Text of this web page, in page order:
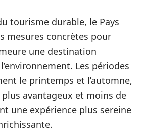
tourisme durable, le Pays
mesures concrètes pour
une destination
Les périodes
le printemps et l’automne,
avantageux et moins de
une expérience plus sereine